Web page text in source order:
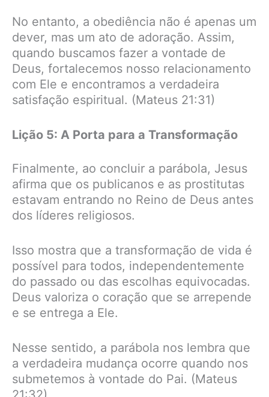
No entanto, a obediência não é apenas um
dever, mas um ato de adoração. Assim,
quando buscamos fazer a vontade de
Deus, fortalecemos nosso relacionamento
com Ele e encontramos a verdadeira
satisfação espiritual. (Mateus 21:31)
Lição 5: A Porta para a Transformação
Finalmente, ao concluir a parábola, Jesus
afirma que os publicanos e as prostitutas
estavam entrando no Reino de Deus antes
dos líderes religiosos.
Isso mostra que a transformação de vida é
possível para todos, independentemente
do passado ou das escolhas equivocadas.
Deus valoriza o coração que se arrepende
e se entrega a Ele.
Nesse sentido, a parábola nos lembra que
a verdadeira mudança ocorre quando nos
submetemos à vontade do Pai. (Mateus